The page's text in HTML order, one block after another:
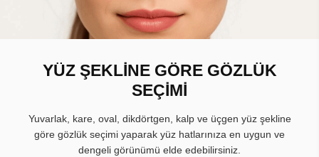
YÜZ ŞEKLİNE GÖRE GÖZLÜK
SEÇİMİ
Yuvarlak, kare, oval, dikdörtgen, kalp ve üçgen yüz şekline
göre gözlük seçimi yaparak yüz hatlarınıza en uygun ve
dengeli görünümü elde edebilirsiniz.